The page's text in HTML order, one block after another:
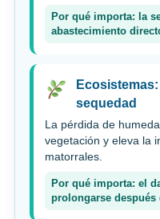
Por qué importa: la
abastecimiento
sequedad
La pérdida de
vegetación y eleva la
matorrales.
Por qué importa: el
prolongarse después